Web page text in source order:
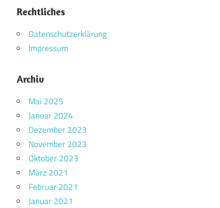
Rechtliches
Datenschutzerklärung
Impressum
Archiv
Mai 2025
Januar 2024
Dezember 2023
November 2023
Oktober 2023
März 2021
Februar 2021
Januar 2021